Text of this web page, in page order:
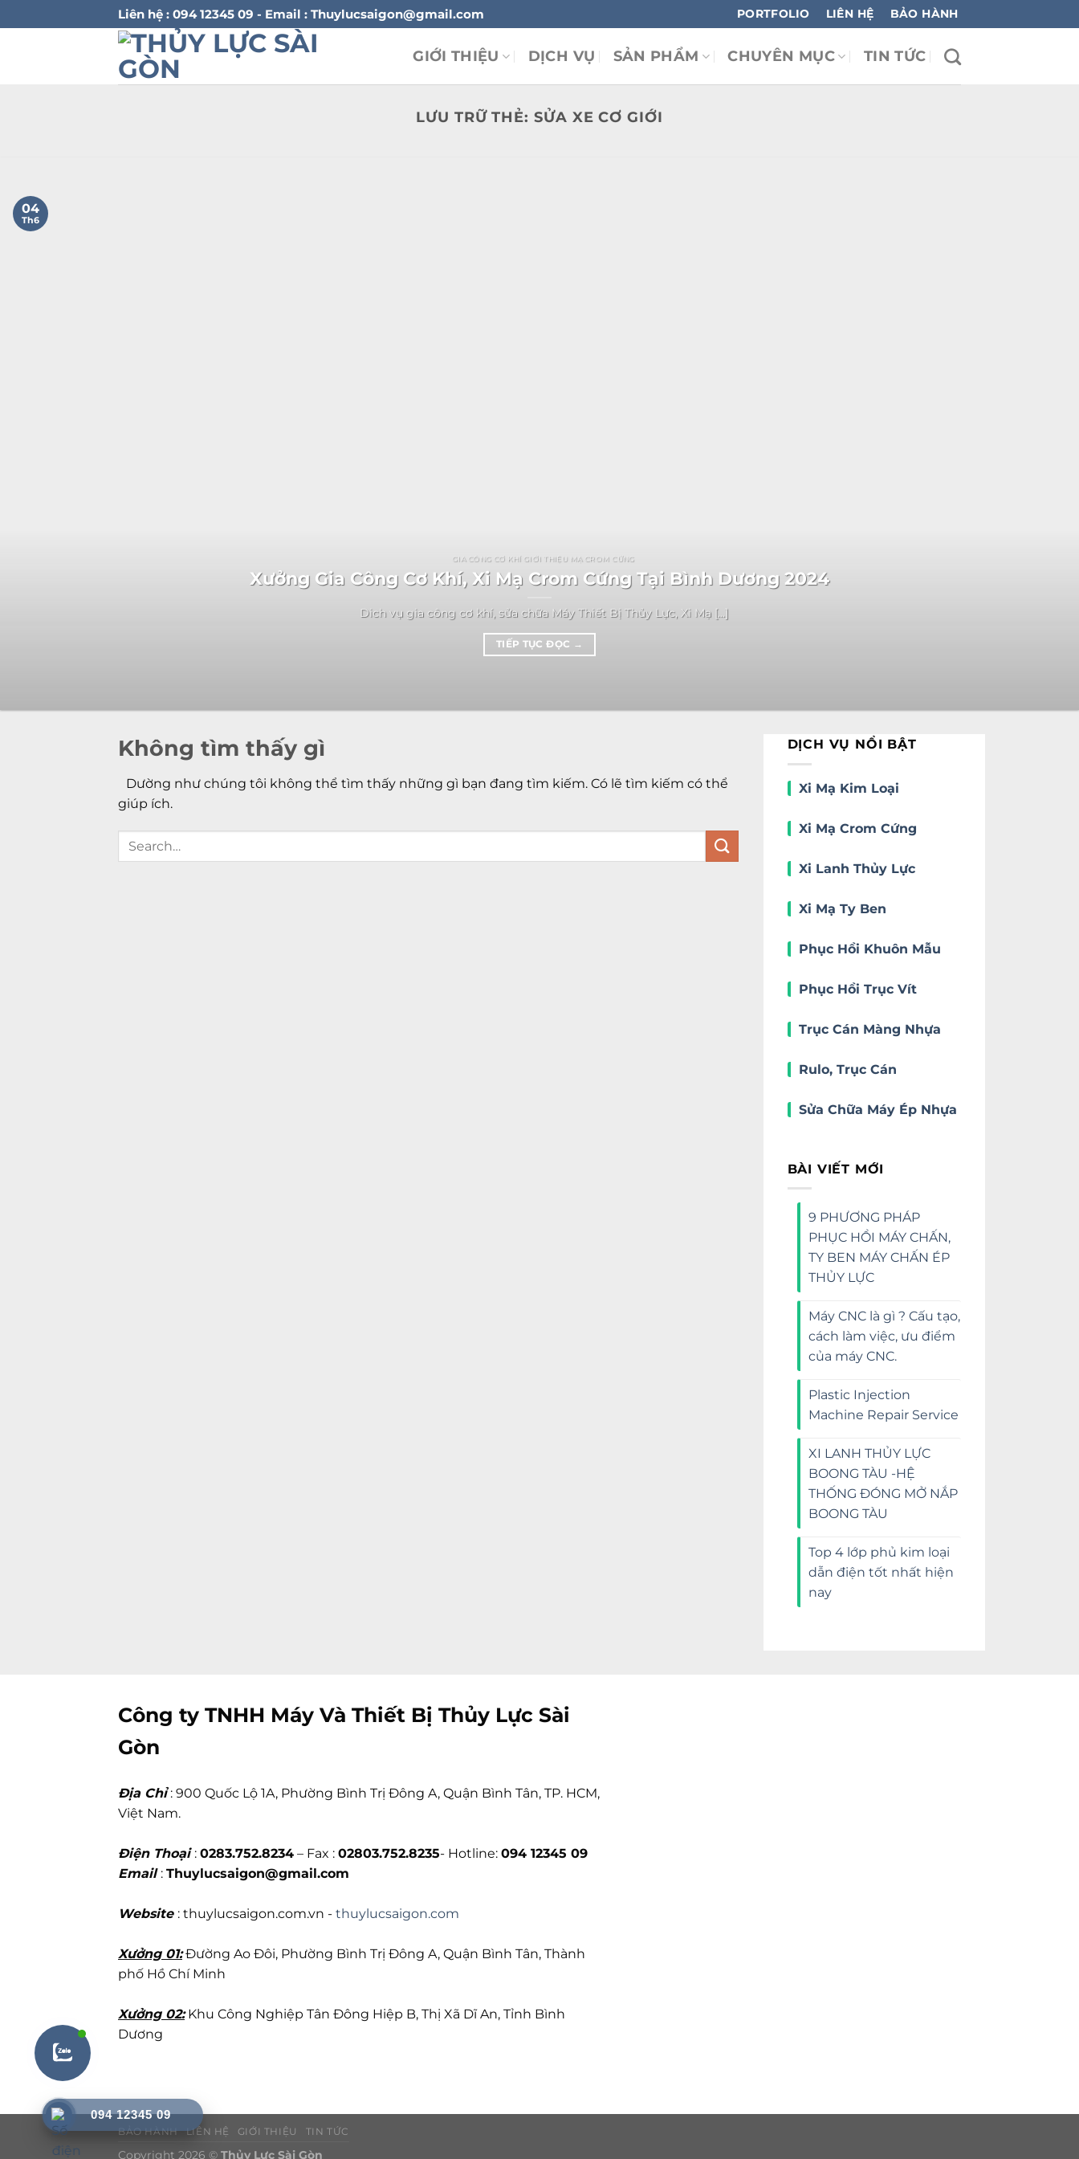
qua
Liên hệ : 094 12345 09 - Email : Thuylucsaigon@gmail.com PORTFOLIO LIÊN HỆ BẢO HÀNH
GIỚI THIỆU DỊCH VỤ SẢN PHẨM CHUYÊN MỤC TIN TỨC
LƯU TRỮ THẺ:SỬA XE CƠ GIỚI
GIA CÔNG CƠ KHÍ GIỚI THIỆU MẠ CROM CỨNG
Xưởng Gia Công Cơ Khí, Xi Mạ Crom Cứng Tại Bình Dương 2024
Dich vụ gia công cơ khí, sửa chữa Máy Thiết Bị Thủy Lực, Xi Mạ [...]
TIẾP TỤC ĐỌC →
04
Th6
Không tìm thấy gì
Dường như chúng tôi không thể tìm thấy những gì bạn đang tìm kiếm. Có lẽ tìm kiếm có thể
giúp ích.
DỊCH VỤ NỔI BẬT
Xi Mạ Kim Loại
Xi Mạ Crom Cứng
Xi Lanh Thủy Lực
Xi Mạ Ty Ben
Phục Hồi Khuôn Mẫu
Phục Hồi Trục Vít
Trục Cán Màng Nhựa
Rulo, Trục Cán
Sửa Chữa Máy Ép Nhựa
BÀI VIẾT MỚI
9 PHƯƠNG PHÁP
PHỤC HỒI MÁY CHẤN,
TY BEN MÁY CHẤN ÉP
THỦY LỰC
Máy CNC là gì ? Cấu tạo,
cách làm việc, ưu điểm
của máy CNC.
Plastic Injection
Machine Repair Service
XI LANH THỦY LỰC
BOONG TÀU -HỆ
THỐNG ĐÓNG MỞ NẮP
BOONG TÀU
Top 4 lớp phủ kim loại
dẫn điện tốt nhất hiện
nay
Công ty TNHH Máy Và Thiết Bị Thủy Lực Sài
Gòn
Địa Chỉ: 900 Quốc Lộ 1A, Phường Bình Trị Đông A, Quận Bình Tân, TP. HCM,
Việt Nam.
Điện Thoại : 0283.752.8234 – Fax : 02803.752.8235- Hotline: 094 12345 09
Email : Thuylucsaigon@gmail.com
Website : thuylucsaigon.com.vn - thuylucsaigon.com
Xưởng 01:Đường Ao Đôi, Phường Bình Trị Đông A, Quận Bình Tân, Thành
phố Hồ Chí Minh
Xưởng 02:Khu Công Nghiệp Tân Đông Hiệp B, Thị Xã Dĩ An, Tỉnh Bình
Dương
BẢO HÀNH LIÊN HỆ GIỚI THIỆU TIN TỨC
Copyright 2026 © Thủy Lực Sài Gòn
094 12345 09